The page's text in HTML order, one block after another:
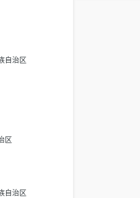
自治区
区
自治区